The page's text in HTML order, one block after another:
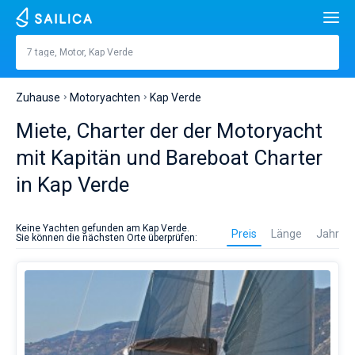
Kap Verde
7 tage, Motor, Kap Verde
Jachten
Beliebte Länder
Kroatien
Griechenland
Frankreich
Beliebte Reiseziele
Teilt
Beliebte Marinas
D-Marin Gouvia Marina
Beliebte Marken
Lagoon 42
Bavaria C42
Reiseziele
Zuhause Motoryachten Kap Verde
Miete, Charter der der Motoryacht
mit Kapitän und Bareboat Charter
in Kap Verde
am
Verde
Keine Yachten gefunden am Kap Verde.
Sie können die nächsten Orte überprüfen:
Preis Länge Jahr
Lange
Eingebaut
Personen
Kabinen 1 2
1 3